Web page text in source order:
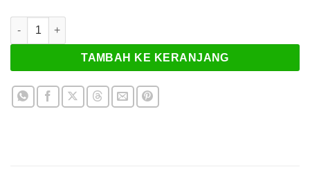
Kuantitas Kampas Rem Goldfren 275AD
TAMBAH KE KERANJANG